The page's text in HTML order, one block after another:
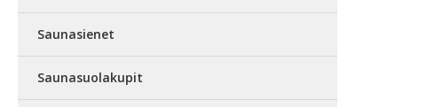
Saunasienet
Saunasuolakupit